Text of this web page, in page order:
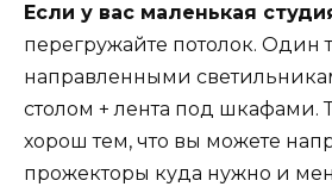
Если у вас маленькая
перегружайте потолок. Один
направленными
столом + лента под шкафами.
хорош тем, что вы можете
прожекторы куда нужно и